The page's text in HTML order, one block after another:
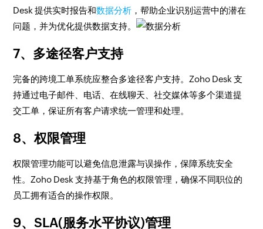
Desk 提供实时报告和数据分析 ，帮助企业识别运营中的潜在
问题，并为优化提供数据支持。
7、多途径客户支持
完备的跨境工单系统应整合多途径客户支持。Zoho Desk 支
持通过电子邮件、电话、在线聊天、社交媒体等多个渠道提
交工单，保证所有客户请求统一管理和处理。
8、权限管理
权限管理功能可以避免信息泄露与误操作，保障系统安全
性。Zoho Desk 支持基于角色的权限管理，确保不同职位的
员工拥有适合的操作权限。
9、SLA(服务水平协议)管理